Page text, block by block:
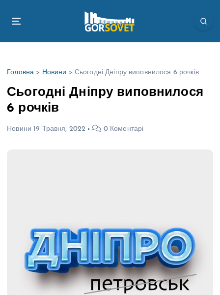
Головна > Новини > Сьогодні Дніпру виповнилося 6 рочків
Сьогодні Дніпру виповнилося
6 рочків
Новини 19 Травня, 2022 0 Коментарі